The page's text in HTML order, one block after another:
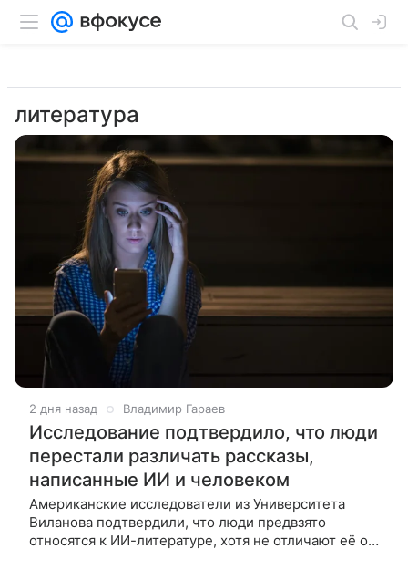
литература
2 дня назад Владимир Гараев
Исследование подтвердило, что люди
перестали различать рассказы,
написанные ИИ и человеком
Американские исследователи из Университета
Виланова подтвердили, что люди предвзято
относятся к ИИ-литературе, хотя не отличают её от